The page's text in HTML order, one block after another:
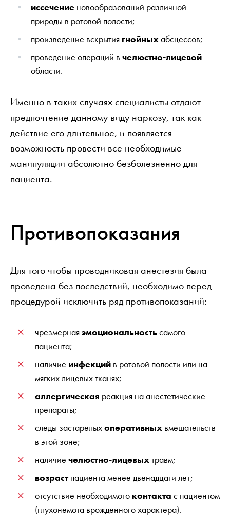
иссечение новообразований различной
природы в ротовой полости;
произведение вскрытия гнойныхабсцессов;
проведение операций в челюстно-лицевой
области.
Именно в таких случаях специалисты отдают
предпочтение данному виду наркозу, так как
действие его длительное, и появляется
возможность провести все необходимые
манипуляции абсолютно безболезненно для
пациента.
Противопоказания
Для того чтобы проводниковая анестезия была
проведена без последствий, необходимо перед
процедурой исключить ряд противопоказаний:
чрезмернаяэмоциональностьсамого
пациента;
наличие инфекций в ротовой полости или на
мягких лицевых тканях;
аллергическая реакция на анестетические
препараты;
следы застарелыхоперативных вмешательств
в этой зоне;
наличие челюстно-лицевыхтравм;
возраст пациента менее двенадцати лет;
отсутствие необходимого контакта с пациентом
(глухонемота врожденного характера).